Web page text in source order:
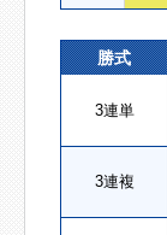
勝式
3連単
3連複